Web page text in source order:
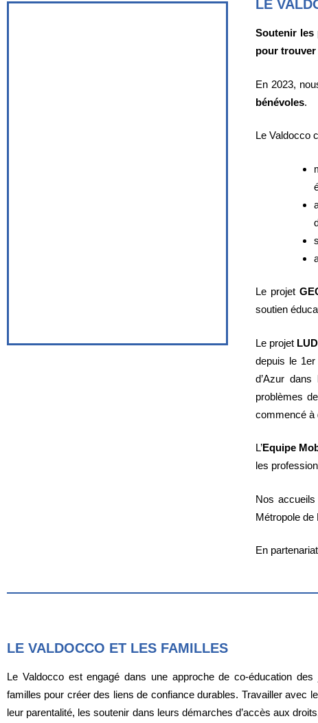
LE
Soutenir les
pour trouver
En 2023,
bénévoles.
Le Valdocco
Le projet
soutien
Le projet
depuis le 1er
d’Azur
problèmes
commencé à
L’Equipe
les
Nos
Métropole de
En
LE VALDOCCO ET LES FAMILLES
Le Valdocco est engagé dans une approche de co-éducation
familles pour créer des liens de confiance durables. Travailler avec
leur parentalité, les soutenir dans leurs démarches d’accès aux